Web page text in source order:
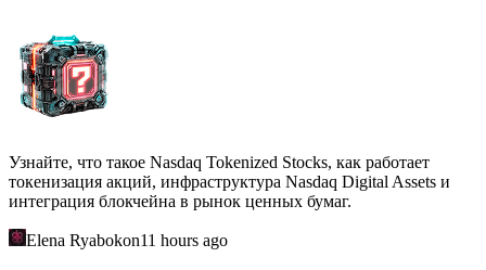
Узнайте, что такое Nasdaq Tokenized Stocks, как работает
токенизация акций, инфраструктура Nasdaq Digital Assets и
интеграция блокчейна в рынок ценных бумаг.
Elena Ryabokon11 hours ago